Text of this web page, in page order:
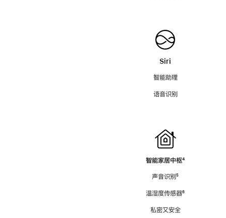
Siri
智能助理
语音识别
智能家居中枢脚
⁴
声音识别脚
⁵
温湿度传感器脚
⁶
私密又安全